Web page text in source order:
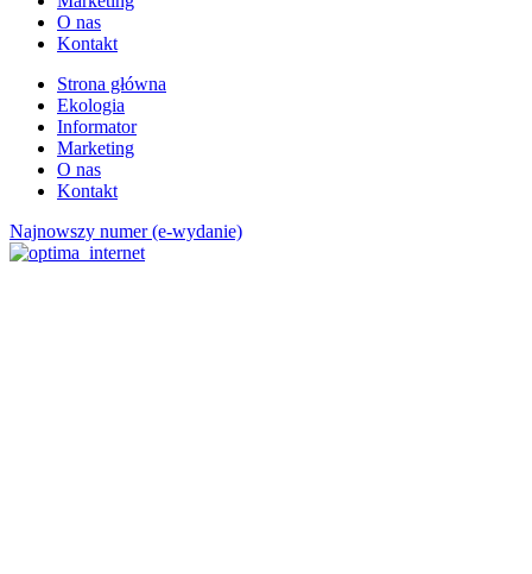
O nas
Kontakt
Strona główna
Ekologia
Informator
Marketing
O nas
Kontakt
Najnowszy numer (e-wydanie)